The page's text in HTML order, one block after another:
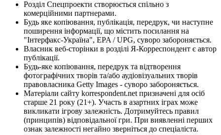
Розділ Спецпроекти створюється спільно з
комерційними партнерами.
Будь яке копіювання, публікація, передрук, чи наступне
поширення інформації, що містить посилання на
"Інтерфакс-Україна", EPA / UPG, суворо забороняється.
Власник веб-сторінки в розділі Я-Корреспондент є автор
публікації.
Будь-яке копіювання, передрук та відтворення
фотографічних творів та/або аудіовізуальних творів
правовласника Getty Images - суворо забороняється.
Матеріали сайту korrespondent.net призначені для осіб
старше 21 року (21+). Участь в азартних іграх може
викликати ігрову залежність. Дотримуйтесь правил
(принципів) відповідальної гри. При виявленні перших
ознак залежності негайно зверніться до спеціаліста.